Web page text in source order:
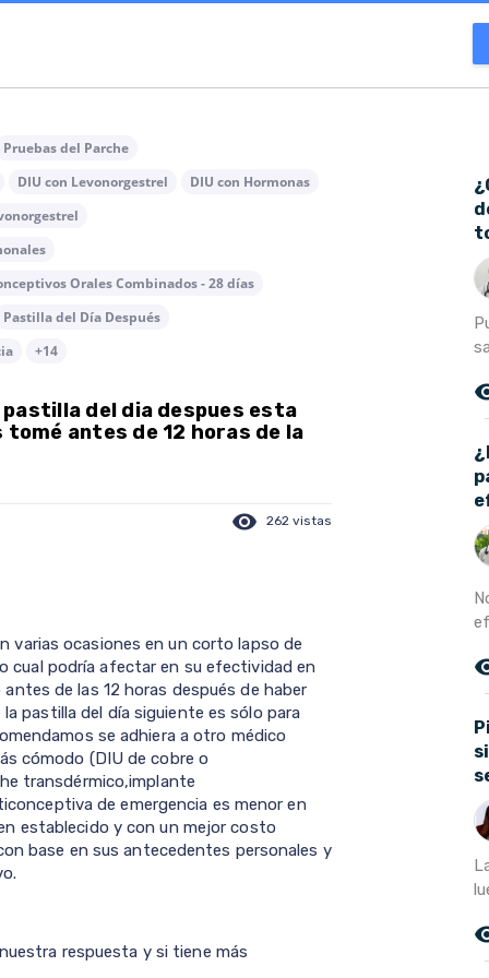
Pruebas del Parche
DIU con Levonorgestrel
DIU con Hormonas
Orales Combinados - 28 días
Pastilla del Día Después
+14
pastilla del dia despues esta
antes de 12 horas de la
visibility 262 vistas
varias ocasiones en un corto lapso de
cual podría afectar en su efectividad en
de las 12 horas después de haber
pastilla del día siguiente es sólo para
se adhiera a otro médico
cómodo (DIU de cobre o
transdérmico,implante
de emergencia es menor en
establecido y con un mejor costo
base en sus antecedentes personales y
respuesta y si tiene más